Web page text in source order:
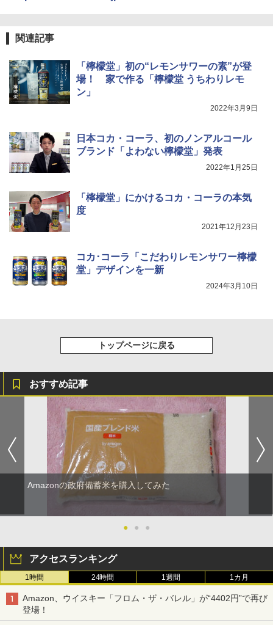
関連記事
「檸檬堂」初の“レモンサワーの素”が登
場！ 家で作る「檸檬堂 うちわりレモ
ン」
2022年3月9日
日本コカ・コーラ、初のノンアルコール
ブランド「よわない檸檬堂」発表
2022年1月25日
「檸檬堂」にかけるコカ・コーラの本気
度
2021年12月23日
コカ･コーラ「こだわりレモンサワー檸檬
堂」デザインを一新
2024年3月10日
トップページに戻る
おすすめ記事
Amazonの政府備蓄米を購入してみた
● ● ●
アクセスランキング
1時間 24時間 1週間 1カ月
Amazon、ウイスキー「フロム・ザ・バレル」が“4402円”で再び
登場！